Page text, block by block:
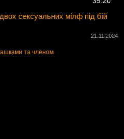
сексуальних мілф під бій
21.11.2024